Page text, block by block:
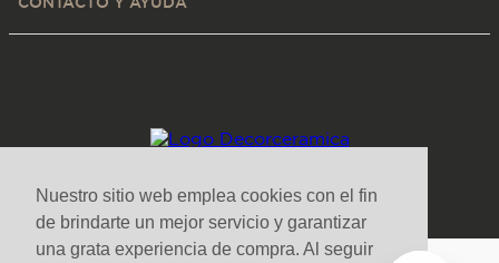
Nuestro sitio web emplea cookies con el fin
de brindarte un mejor servicio y garantizar
una grata experiencia de compra. Al seguir